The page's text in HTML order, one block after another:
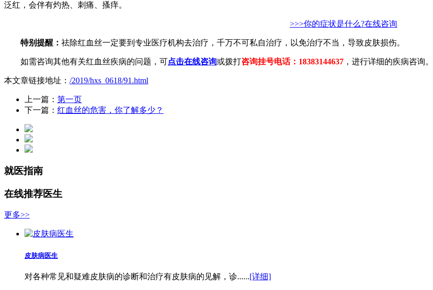
泛红，会伴有灼热、刺痛、搔痒。
>>>你的症状是什么?在线咨询
特别提醒： 祛除红血丝一定要到专业医疗机构去治疗，千万不可私自治疗，以免治疗不当，导致皮肤损伤。
如需咨询其他有关红血丝疾病的问题，可点击在线咨询或拨打咨询挂号电话：18383144637 ，进行详细的疾病咨询。
本文章链接地址： /2019/hxs_0618/91.html
上一篇： 第一页
下一篇： 红血丝的危害，你了解多少？
就医指南
在线推荐医生
更多>>
皮肤病医生
对各种常见和疑难皮肤病的诊断和治疗有皮肤病的见解，诊......[详细]